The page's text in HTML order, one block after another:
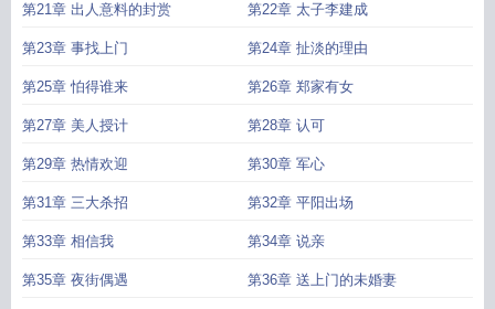
第21章 出人意料的封赏 第22章 太子李建成
第23章 事找上门 第24章 扯淡的理由
第25章 怕得谁来 第26章 郑家有女
第27章 美人授计 第28章 认可
第29章 热情欢迎 第30章 军心
第31章 三大杀招 第32章 平阳出场
第33章 相信我 第34章 说亲
第35章 夜街偶遇 第36章 送上门的未婚妻